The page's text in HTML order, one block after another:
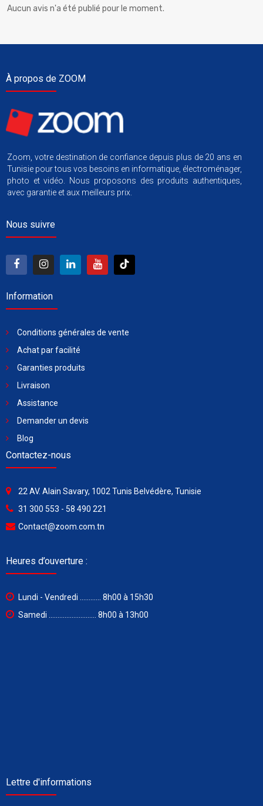
Aucun avis n'a été publié pour le moment.
À propos de ZOOM
Zoom, votre destination de confiance depuis plus de 20 ans en
Tunisie pour tous vos besoins en informatique, électroménager,
photo et vidéo. Nous proposons des produits authentiques,
avec garantie et aux meilleurs prix.
Nous suivre
Information
Conditions générales de vente
Achat par facilité
Garanties produits
Livraison
Assistance
Demander un devis
Blog
Contactez-nous
22 AV. Alain Savary, 1002 Tunis Belvédère, Tunisie
31 300 553 - 58 490 221
Contact@zoom.com.tn
Heures d’ouverture :
Lundi - Vendredi ............ 8h00 à 15h30
Samedi ........................... 8h00 à 13h00
Lettre d'informations